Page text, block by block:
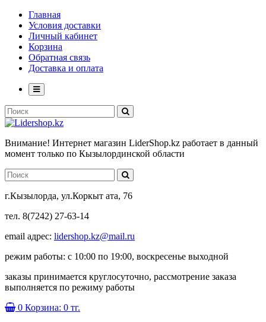
Главная
Условия доставки
Личный кабинет
Корзина
Обратная связь
Доставка и оплата
Внимание! Интернет магазин LiderShop.kz работает в данный
момент только по Кызылординской области
г.Кызылорда, ул.Коркыт ата, 76
тел. 8(7242) 27-63-14
email адрес: lidershop.kz@mail.ru
режим работы: с 10:00 по 19:00, воскресенье выходной
заказы принимается круглосуточно, рассмотрение заказа
выполняется по режиму работы
0 Корзина: 0 тг.